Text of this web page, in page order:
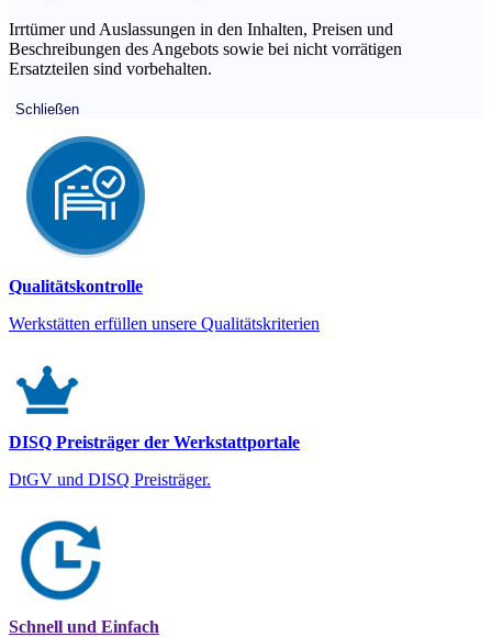
Irrtümer und Auslassungen in den Inhalten, Preisen und
Beschreibungen des Angebots sowie bei nicht vorrätigen
Ersatzteilen sind vorbehalten.
Schließen
Qualitätskontrolle
Werkstätten erfüllen unsere Qualitätskriterien
DISQ Preisträger der Werkstattportale
DtGV und DISQ Preisträger.
Schnell und Einfach